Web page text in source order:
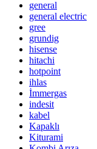
general
general electric
gree
grundig
hisense
hitachi
hotpoint
ihlas
İmmergas
indesit
kabel
Kapaklı
Kiturami